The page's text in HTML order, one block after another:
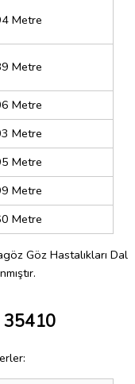
Metre
Metre
Metre
Metre
Metre
Metre
Metre
Göz Hastalıkları Dal
35410